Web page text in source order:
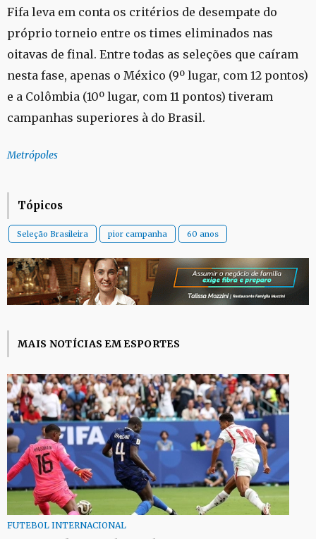
Fifa leva em conta os critérios de desempate do
próprio torneio entre os times eliminados nas
oitavas de final. Entre todas as seleções que caíram
nesta fase, apenas o México (9º lugar, com 12 pontos)
e a Colômbia (10º lugar, com 11 pontos) tiveram
campanhas superiores à do Brasil.
Metrópoles
Tópicos
Seleção Brasileira pior campanha 60 anos
MAIS NOTÍCIAS EM ESPORTES
FUTEBOL INTERNACIONAL